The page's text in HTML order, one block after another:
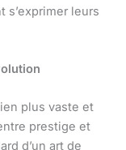
s’exprimer leurs
plus vaste et
prestige et
d’un art de